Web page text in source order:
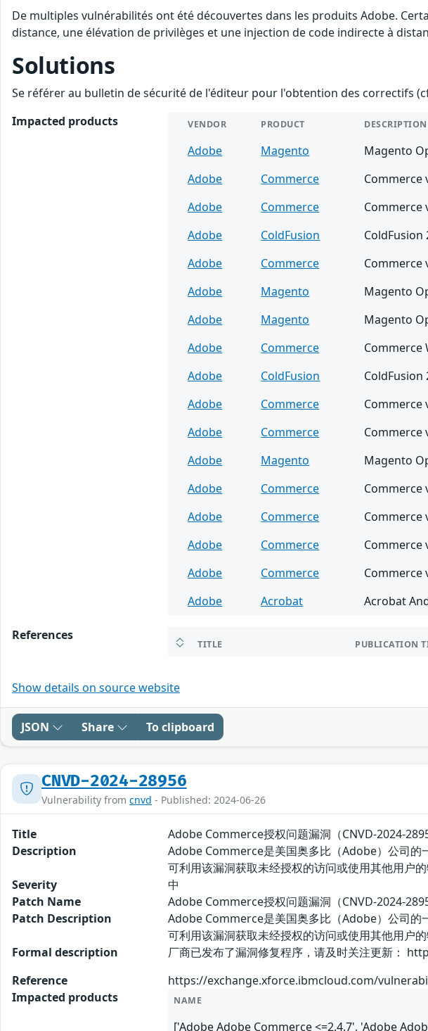
De multiples vulnérabilités ont été découvertes dans les produits Adobe.
distance, une élévation de privilèges et une injection de code indirecte à
Solutions
Se référer au bulletin de sécurité de l'éditeur pour l'obtention des correctifs
Impacted products
VENDOR PRODUCT DESCRIPTION
Adobe Magento
Magento
Adobe
Commerce
Commerce
Adobe
Commerce
Commerce
Adobe
ColdFusion
Adobe
Commerce
Commerce
Adobe
Magento
Magento
Adobe
Magento
Magento
Adobe
Commerce
Commerce
Adobe
ColdFusion
Adobe
Commerce
Commerce
Adobe
Commerce
Commerce
Adobe
Magento
Magento
Adobe
Commerce
Commerce
Adobe
Commerce
Commerce
Adobe
Commerce
Commerce
Adobe
Commerce
Commerce
Adobe
Acrobat Acrobat
References
TITLE PUBLICATION
Show details on source website
JSON Share To clipboard
CNVD-2024-28956
Vulnerability from cnvd - Published: 2024-06-26
Title
Adobe Commerce授权问题漏洞（CNVD-2024-
Description
Adobe Commerce是美国奥多比（Adobe）公司的
可利用该漏洞获取未经授权的访问或使用其他用户的
Severity
中
Patch Name
Adobe Commerce授权问题漏洞（CNVD-2024-
Patch Description
Adobe Commerce是美国奥多比（Adobe）公司的
可利用该漏洞获取未经授权的访问或使用其他用户
Formal description
厂商已发布了漏洞修复程序，请及时关注更新：
Reference
https://exchange.xforce.ibmcloud.com/
Impacted products
NAME
['Adobe Adobe Commerce <=2.4.7', 'Adobe